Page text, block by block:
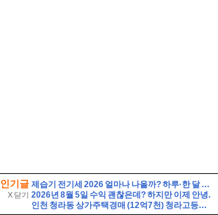
인기글
X 닫기
제습기 전기세 2026 얼마나 나올까? 하루·한 달 전기요금 계산법 총정리
2026년 8월 5일 수익 괜찮은데? 하지만 이제 안녕.
인천 청라동 상가주택경매 (12억7천) 청라고등학교인근 대지86평 건물129평 3층 다가구 근린주택 유찰1회 인천청라상가주택 법원경매 매매